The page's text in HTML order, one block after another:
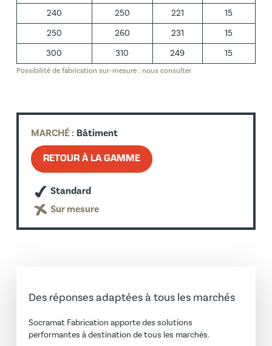
240
250 221
15
250
260 231
15
300
310 249 15
Possibilité de fabrication sur-mesure : nous consulter
MARCHÉ : Bâtiment
RETOUR À LA GAMME
Standard
Sur mesure
Des réponses adaptées à tous les marchés
Socramat Fabrication apporte des solutions
performantes à destination de tous les marchés.